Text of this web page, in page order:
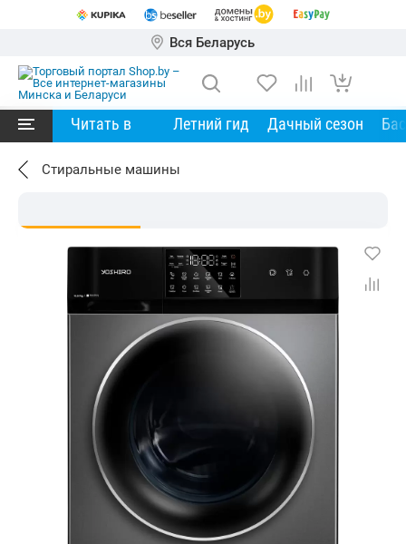
Вся Беларусь
Читать в Летний гид Дачный сезон
Стиральные машины